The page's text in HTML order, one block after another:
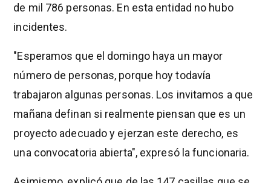
de mil 786 personas. En esta entidad no hubo
incidentes.
"Esperamos que el domingo haya un mayor
número de personas, porque hoy todavía
trabajaron algunas personas. Los invitamos a que
mañana definan si realmente piensan que es un
proyecto adecuado y ejerzan este derecho, es
una convocatoria abierta", expresó la funcionaria.